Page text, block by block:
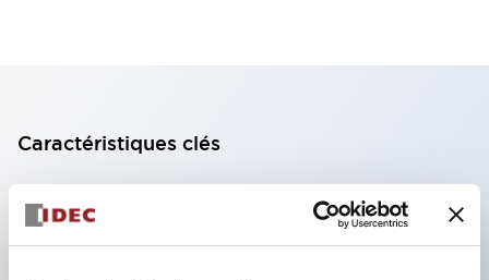
Caractéristiques clés
Bloc de contact à 2 étages avec 2 contacts,
permettant une configuration à 4 contacts